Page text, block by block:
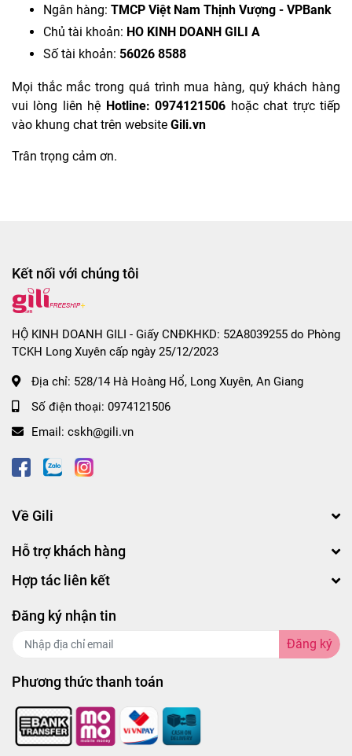
Ngân hàng: TMCP Việt Nam Thịnh Vượng - VPBank
Chủ tài khoản: HO KINH DOANH GILI A
Số tài khoản: 56026 8588
Mọi thắc mắc trong quá trình mua hàng, quý khách hàng
vui lòng liên hệ Hotline: 0974121506 hoặc chat trực tiếp
vào khung chat trên website Gili.vn
Trân trọng cảm ơn.
Kết nối với chúng tôi
HỘ KINH DOANH GILI - Giấy CNĐKHKD: 52A8039255 do Phòng
TCKH Long Xuyên cấp ngày 25/12/2023
Địa chỉ: 528/14 Hà Hoàng Hổ, Long Xuyên, An Giang
Số điện thoại: 0974121506
Email: cskh@gili.vn
Về Gili
Hỗ trợ khách hàng
Hợp tác liên kết
Đăng ký nhận tin
Đăng ký
Phương thức thanh toán